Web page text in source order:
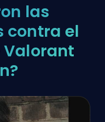
las
contra el